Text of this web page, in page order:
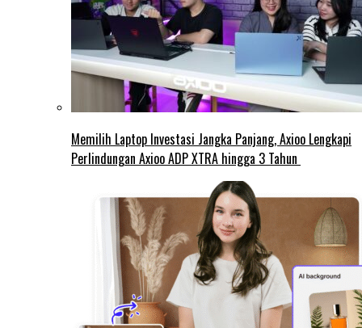
Memilih Laptop Investasi Jangka Panjang, Axioo Lengkapi
Perlindungan Axioo ADP XTRA hingga 3 Tahun